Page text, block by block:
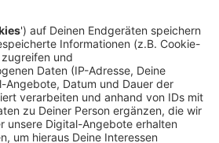
05.05.2022 06:06